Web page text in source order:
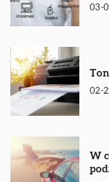
03-
02-
W